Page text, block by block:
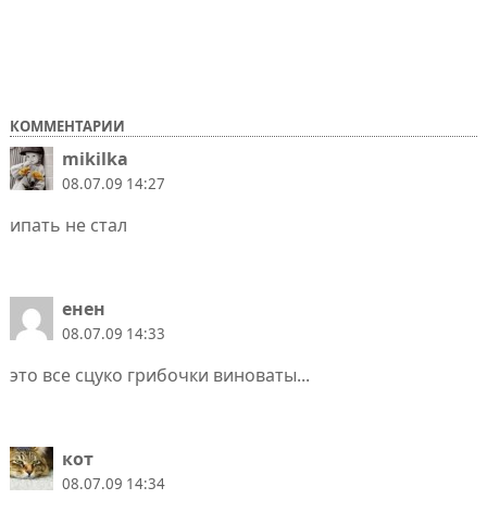
КОММЕНТАРИИ
mikilka
08.07.09 14:27
ипать не стал
енен
08.07.09 14:33
это все сцуко грибочки виноваты...
кот
08.07.09 14:34